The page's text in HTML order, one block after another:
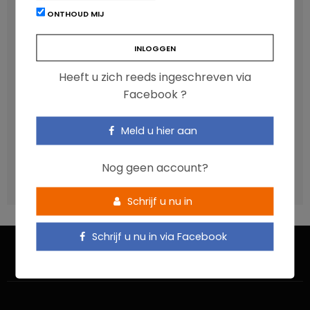
RECENT POSTS
Anthocyanen: gunstig voor de cardiometabole
gezondheid
Verhoogt het eten van zoete voeding de trek in zoet?
eigenlijk?
Moeten ultrabewerkte voedingsmiddelen een prioritair
aandachtspunt zijn?
ONTHOUD MIJ
Heeft u zich reeds ingeschreven via
Facebook ?
Meld u hier aan
Nog geen account?
Schrijf u nu in
Schrijf u nu in via Facebook